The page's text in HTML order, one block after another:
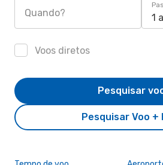
Quando? 1
Voos diretos
Pesquisar Voo +
Pesquisar